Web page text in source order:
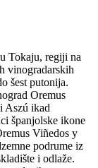
Tokaju, regiji na
vinogradarskih
šest putonija.
Oremus
Aszú ikad
španjolske ikone
Viñedos y
podrume iz
i odlaže.